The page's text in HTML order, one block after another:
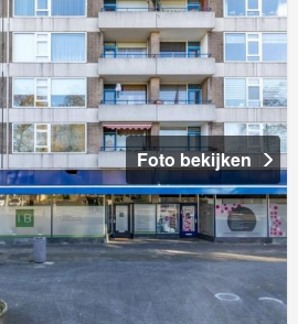
Foto bekijken